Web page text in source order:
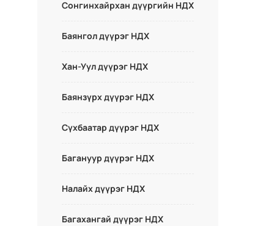
Сонгинхайрхан дүүргийн НДХ
Баянгол дүүрэг НДХ
Хан-Уул дүүрэг НДХ
Баянзүрх дүүрэг НДХ
Сүхбаатар дүүрэг НДХ
Багануур дүүрэг НДХ
Налайх дүүрэг НДХ
Багахангай дүүрэг НДХ